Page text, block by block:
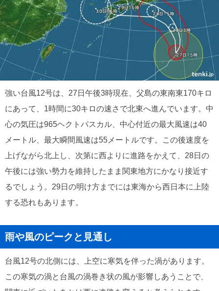
強い台風12号は、27日午後3時現在、父島の東南東170キロ
にあって、1時間に30キロの速さで北東へ進んでいます。中
心の気圧は965ヘクトパスカル、中心付近の最大風速は40
メートル、最大瞬間風速は55メートルです。この後速度を
上げながら北上し、次第に西よりに進路をかえて、28日の
午後には強い勢力を維持したまま関東地方にかなり接近す
るでしょう。29日の明け方までには東海から西日本に上陸
する恐れもあります。
雨や風のピークと見通し
台風12号の北側には、上空に寒気を伴った渦があります。
この寒気の渦と台風の渦巻き状の風が影響しあうことで、